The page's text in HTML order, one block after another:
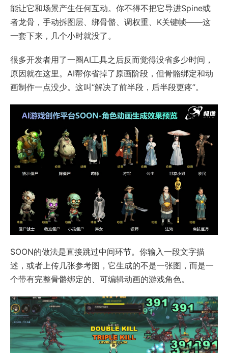
能让它和场景产生任何互动。你不得不把它导进Spine或
者龙骨，手动拆图层、绑骨骼、调权重、K关键帧——这
一套下来，几个小时就没了。
很多开发者用了一圈AI工具之后反而觉得没省多少时间，
原因就在这里。AI帮你省掉了原画阶段，但骨骼绑定和动
画制作一点没少。这叫“解决了前半段，后半段更疼”。
SOON的做法是直接跳过中间环节。你输入一段文字描
述，或者上传几张参考图，它生成的不是一张图，而是一
个带有完整骨骼绑定的、可编辑动画的游戏角色。